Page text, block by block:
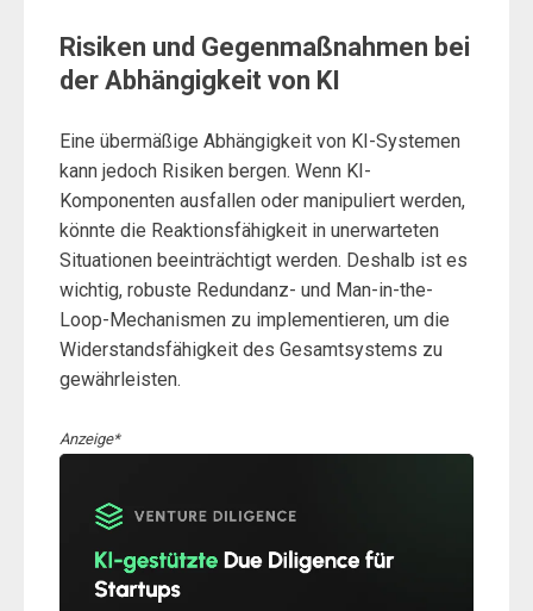
Risiken und Gegenmaßnahmen bei
der Abhängigkeit von KI
Eine übermäßige Abhängigkeit von KI-Systemen
kann jedoch Risiken bergen. Wenn KI-
Komponenten ausfallen oder manipuliert werden,
könnte die Reaktionsfähigkeit in unerwarteten
Situationen beeinträchtigt werden. Deshalb ist es
wichtig, robuste Redundanz- und Man-in-the-
Loop-Mechanismen zu implementieren, um die
Widerstandsfähigkeit des Gesamtsystems zu
gewährleisten.
Anzeige*